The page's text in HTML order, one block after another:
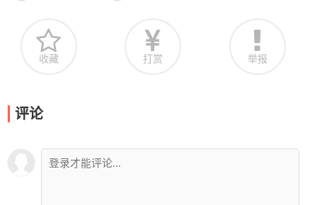
收藏 打赏 举报
评论